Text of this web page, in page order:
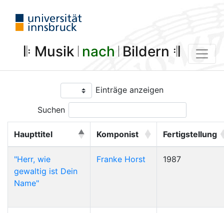
𝄆 Musik 𝄀 nach 𝄀 Bildern 𝄇
Einträge anzeigen
Suchen
Haupttitel Komponist Fertigstellung
"Herr, wie
gewaltig ist Dein
Name"
Franke Horst 1987